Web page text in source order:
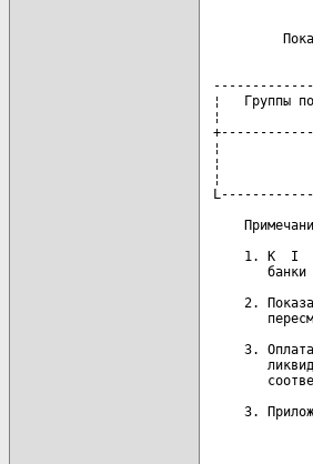
¦   Группы по
¦
¦
¦
¦
1. К  I
банки
2.
3.
3.